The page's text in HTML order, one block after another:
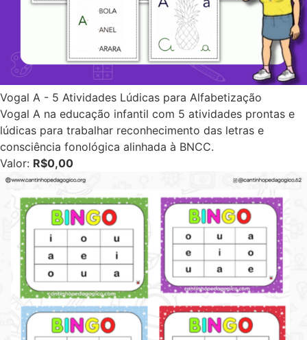
Vogal A - 5 Atividades Lúdicas para Alfabetização
Vogal A na educação infantil com 5 atividades prontas e
lúdicas para trabalhar reconhecimento das letras e
consciência fonológica alinhada à BNCC.
Valor: R$0,00